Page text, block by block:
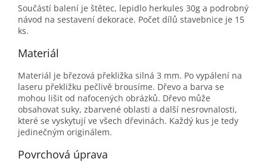
Součástí balení je štětec, lepidlo herkules 30g a podrobný
návod na sestavení dekorace. Počet dílů stavebnice je 15
ks.
Materiál
Materiál je březová překližka silná 3 mm. Po vypálení na
laseru překližku pečlivě brousíme. Dřevo a barva se
mohou lišit od nafocených obrázků. Dřevo může
obsahovat suky, zbarvené oblasti a další nesrovnalosti,
které se vyskytují ve všech dřevinách. Každý kus je tedy
jedinečným originálem.
Povrchová úprava